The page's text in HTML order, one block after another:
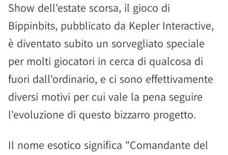
Show dell'estate scorsa, il gioco di
Bippinbits, pubblicato da Kepler Interactive,
è diventato subito un sorvegliato speciale
per molti giocatori in cerca di qualcosa di
fuori dall'ordinario, e ci sono effettivamente
diversi motivi per cui vale la pena seguire
l'evoluzione di questo bizzarro progetto.
Il nome esotico significa "Comandante del